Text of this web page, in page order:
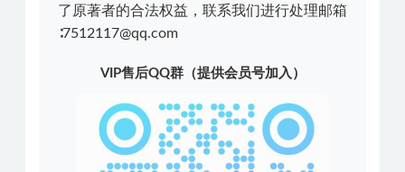
了原著者的合法权益，联系我们进行处理邮箱
∶7512117@qq.com
VIP售后QQ群（提供会员号加入）